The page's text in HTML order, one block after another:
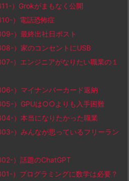
）Grokがまもなく公開
）電話恐怖症
）最終出社日ポスト
）家のコンセントにUSB
）エンジニアがなりたい職業の１
）マイナンバーカード返納
）GPUは○○よりも入手困難
）本当になりたかった職業
）みんなが思っているフリーラン
）話題のChatGPT
）プログラミングに数学は必要？